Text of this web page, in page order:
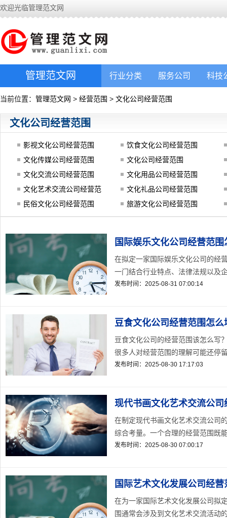
欢迎光临管理范文网
管理范文网 行业分类 服务公司 科技
当前位置： 管理范文网 > 经营范围 > 文化公司经营范围
文化公司经营范围
影视文化公司经营范围
饮食文化公司经营范围
文化传媒公司经营范围
文化公司经营范围
文化交流公司经营范围
文化用品公司经营范围
文化艺术交流公司经营范
围
文化礼品公司经营范围
民俗文化公司经营范围
旅游文化公司经营范围
国际娱乐文化公司经营范
在拟定一家国际娱乐文化公司的经
一门结合行业特点、法律法规以及
发布时间：2025-08-31 07:00:14
豆食文化公司经营范围怎
豆食文化公司的经营范围该怎么写
很多人对经营范围的理解可能还停
发布时间：2025-08-30 17:17:03
现代书画文化艺术交流公
在制定现代书画文化艺术交流公司
综合考量。一个合理的经营范围既
发布时间：2025-08-30 07:00:17
国际艺术文化发展公司经
在为一家国际艺术文化发展公司拟
围通常会涉及到文化艺术交流活动